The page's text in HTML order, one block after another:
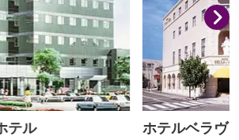
テル ホテルベラヴ